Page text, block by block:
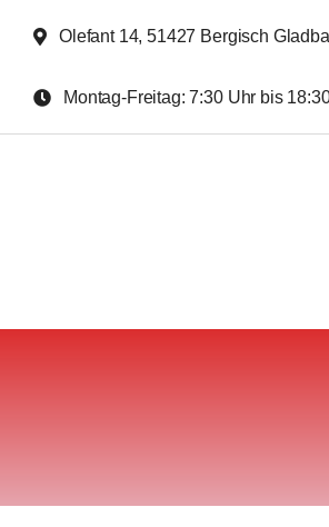
Inhalt
Olefant 14, 51427 Bergisch
Montag-Freitag: 7:30 Uhr bis